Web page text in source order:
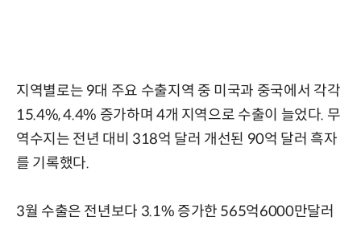
지역별로는 9대 주요 수출지역 중 미국과 중국에서 각각
15.4%, 4.4% 증가하며 4개 지역으로 수출이 늘었다. 무
역수지는 전년 대비 318억 달러 개선된 90억 달러 흑자
를 기록했다.
3월 수출은 전년보다 3.1% 증가한 565억6000만달러